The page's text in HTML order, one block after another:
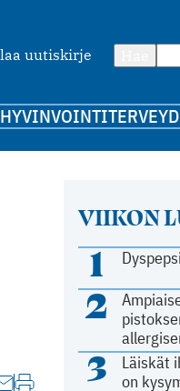
uutiskirje
HYVINVOINTI
VIIKON
1
2
3
Läiskät
on